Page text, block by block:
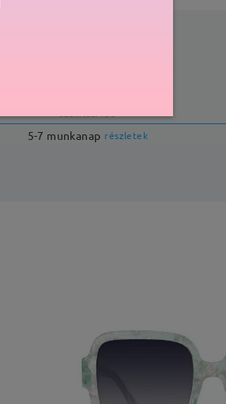
szállítási idő
5-7 munkanap részletek